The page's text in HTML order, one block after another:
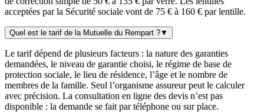
acceptées par la Sécurité sociale vont de 75 € à 160 € par lentille.
Quel est le tarif de la Mutuelle du Rempart ?▼
Le tarif dépend de plusieurs facteurs : la nature des garanties
demandées, le niveau de garantie choisi, le régime de base de
protection sociale, le lieu de résidence, l’âge et le nombre de
membres de la famille. Seul l’organisme assureur peut le calculer
avec précision. La consultation en ligne des devis n’est pas
disponible : la demande se fait par téléphone ou sur place.